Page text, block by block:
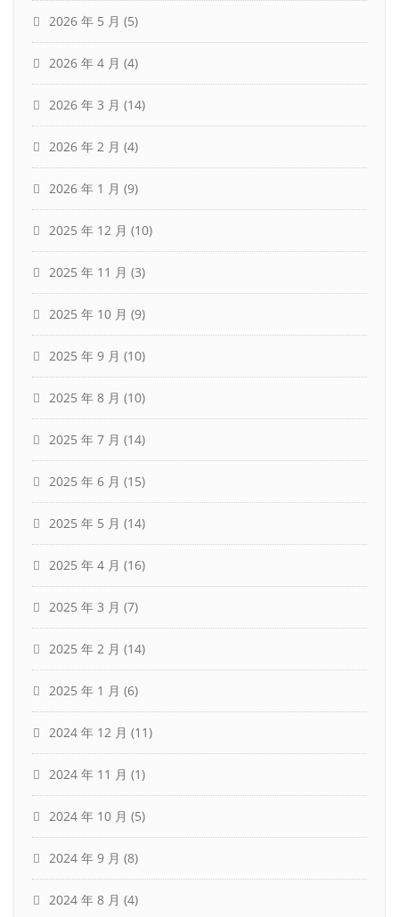
2026 年 5 月 (5)
2026 年 4 月 (4)
2026 年 3 月 (14)
2026 年 2 月 (4)
2026 年 1 月 (9)
2025 年 12 月 (10)
2025 年 11 月 (3)
2025 年 10 月 (9)
2025 年 9 月 (10)
2025 年 8 月 (10)
2025 年 7 月 (14)
2025 年 6 月 (15)
2025 年 5 月 (14)
2025 年 4 月 (16)
2025 年 3 月 (7)
2025 年 2 月 (14)
2025 年 1 月 (6)
2024 年 12 月 (11)
2024 年 11 月 (1)
2024 年 10 月 (5)
2024 年 9 月 (8)
2024 年 8 月 (4)